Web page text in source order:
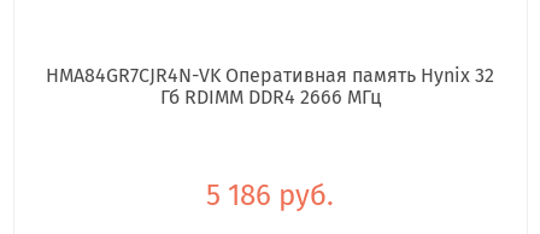
HMA84GR7CJR4N-VK Оперативная память Hynix 32
Гб RDIMM DDR4 2666 МГц
5 186 руб.